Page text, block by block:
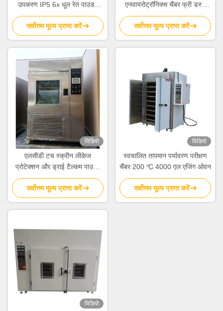
उपकरण IP5 6x धूल रेत पाउडर
परीक्षण
सर्वोत्तम मूल्य प्राप्त करें
एनवायरोट्रॉनिक्स चैंबर फ्री डस्ट
ब्लास्टिंग रेत और पाउडर
सर्वोत्तम मूल्य प्राप्त करें
विडियो
एलसीडी टच स्क्रीन लीकेज
प्रोटेक्शन और ड्राई टैल्कम पाउडर
टेस्टिंग के साथ प्रोग्रामेबल
आईपी5/6एक्स एनवायर्नमेंटल टेस्ट
चैंबर
सर्वोत्तम मूल्य प्राप्त करें
विडियो
स्वचालित तापमान पर्यावरण परीक्षण
चैंबर 200 ℃ 4000 एल एजिंग ओवन
सर्वोत्तम मूल्य प्राप्त करें
विडियो